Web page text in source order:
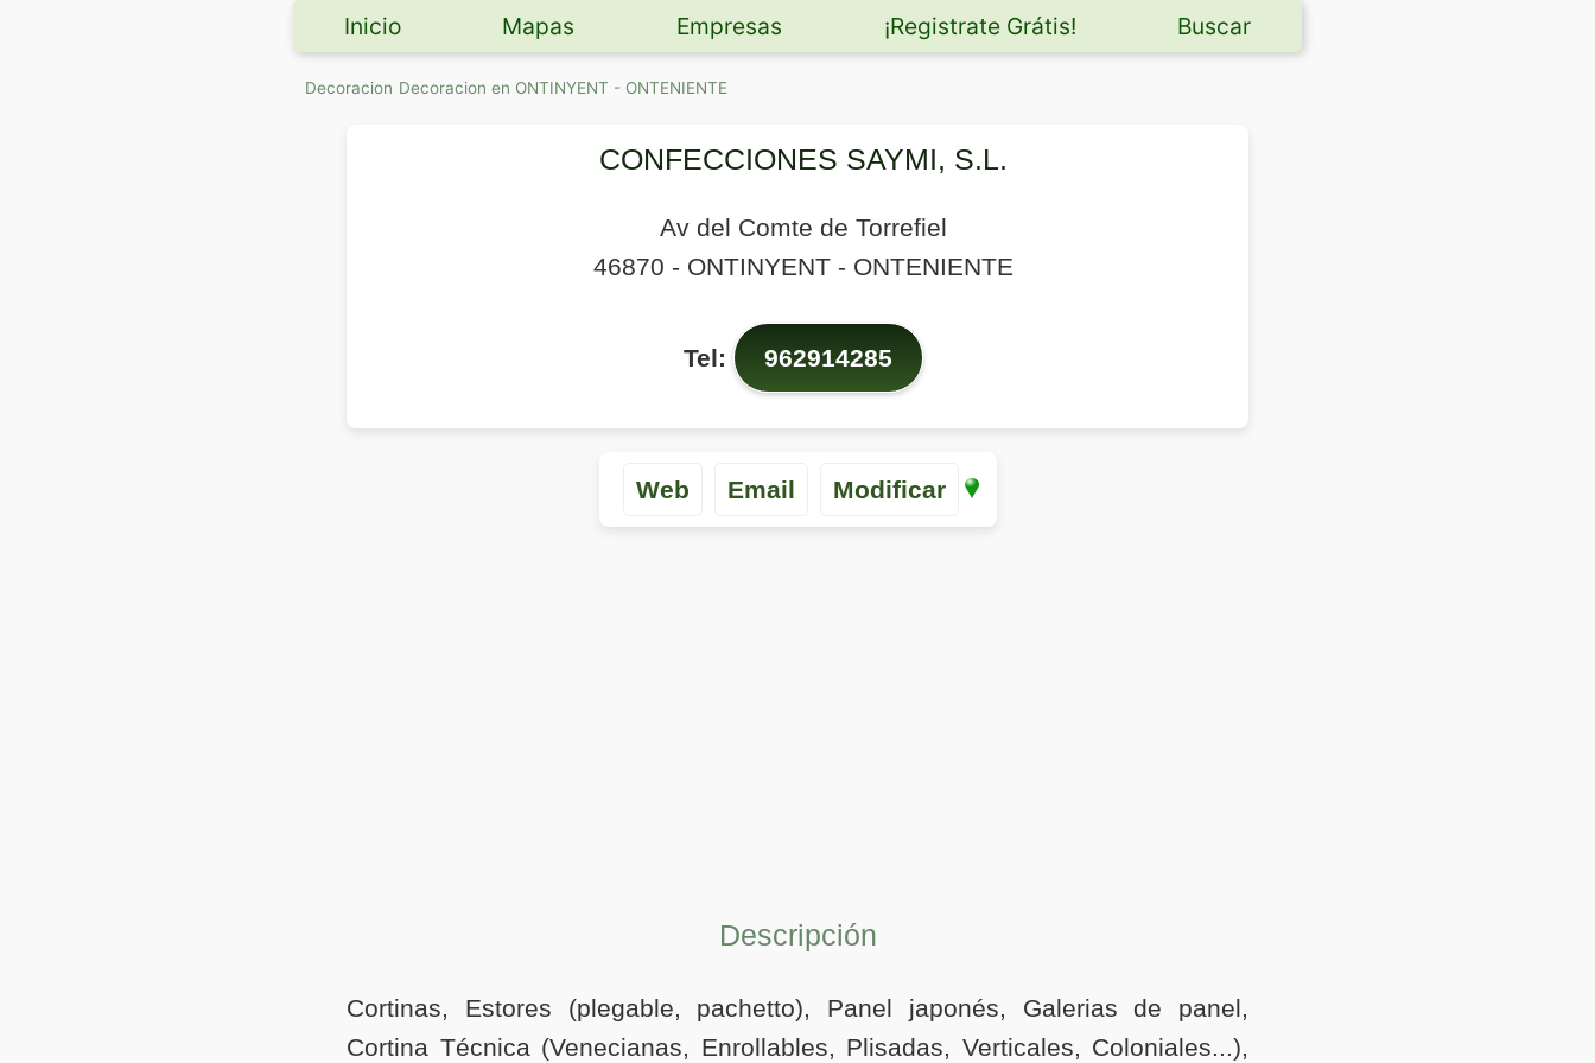
Inicio Mapas Empresas ¡Registrate Grátis! Buscar
Decoracion Decoracion en ONTINYENT - ONTENIENTE
CONFECCIONES SAYMI, S.L.
Av del Comte de Torrefiel
46870 - ONTINYENT - ONTENIENTE
Tel: 962914285
Web Email Modificar
Descripción
Cortinas, Estores (plegable, pachetto), Panel japonés, Galerias de panel,
Cortina Técnica (Venecianas, Enrollables, Plisadas, Verticales, Coloniales...),